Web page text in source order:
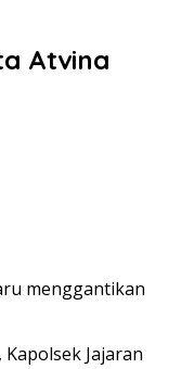
Atvina
menggantikan
Jajaran